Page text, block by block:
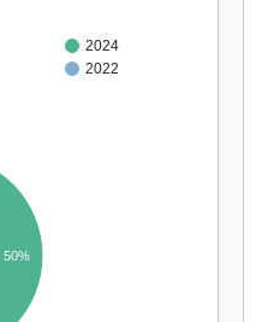
par
2024
2022
50%